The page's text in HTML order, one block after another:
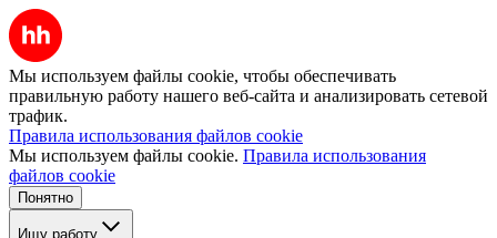
Мы используем файлы cookie, чтобы обеспечивать
правильную работу нашего веб-сайта и анализировать сетевой
трафик.
Правила использования файлов cookie
Мы используем файлы cookie. Правила использования
файлов cookie
Понятно
Ищу работу